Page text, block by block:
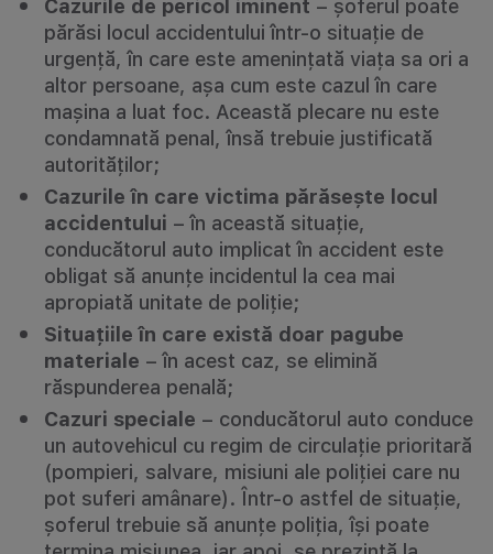
Cazurile de pericol iminent – șoferul poate
părăsi locul accidentului într-o situație de
urgență, în care este amenințată viața sa ori a
altor persoane, așa cum este cazul în care
mașina a luat foc. Această plecare nu este
condamnată penal, însă trebuie justificată
autorităților;
Cazurile în care victima părăsește locul
accidentului – în această situație,
conducătorul auto implicat în accident este
obligat să anunțe incidentul la cea mai
apropiată unitate de poliție;
Situațiile în care există doar pagube
materiale – în acest caz, se elimină
răspunderea penală;
Cazuri speciale – conducătorul auto conduce
un autovehicul cu regim de circulație prioritară
(pompieri, salvare, misiuni ale poliției care nu
pot suferi amânare). Într-o astfel de situație,
șoferul trebuie să anunțe poliția, își poate